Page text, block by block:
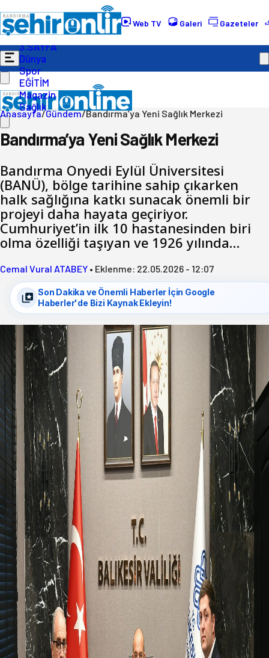
Web TV Galeri Gazeteler
Gündem
Ekonomi
Politika
3.SAYFA
Dünya
Spor
EĞİTİM
Magazin
Sağlık
Anasayfa/Gündem/Bandırma’ya Yeni Sağlık Merkezi
Bandırma’ya Yeni Sağlık Merkezi
Bandırma Onyedi Eylül Üniversitesi
(BANÜ), bölge tarihine sahip çıkarken
halk sağlığına katkı sunacak önemli bir
projeyi daha hayata geçiriyor.
Cumhuriyet’in ilk 10 hastanesinden biri
olma özelliği taşıyan ve 1926 yılında…
Cemal Vural ATABEY • Eklenme: 22.05.2026 - 12:07
Son Dakika ve Önemli Haberler İçin Google
Haberler'de Bizi Kaynak Ekleyin!